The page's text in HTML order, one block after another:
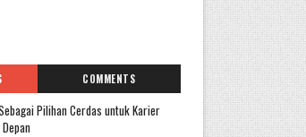
COMMENTS
Pilihan Cerdas untuk Karier